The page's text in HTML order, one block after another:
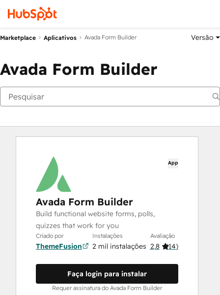
Marketplace Aplicativos Avada Form Builder Versão
Avada Form Builder
App
Avada Form Builder
Build functional website forms, polls,
quizzes that work for you
Criado por
ThemeFusion
Instalações
2 mil instalações
Avaliação
2,8 (14)
Faça login para instalar
Requer assinatura do Avada Form Builder